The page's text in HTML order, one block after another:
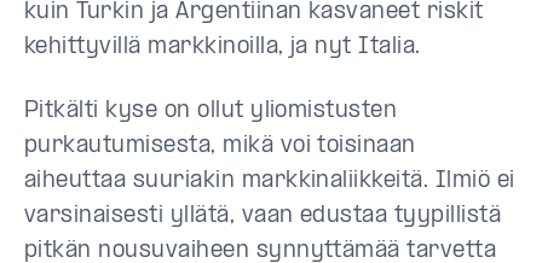
kuin Turkin ja Argentiinan kasvaneet riskit
kehittyvillä markkinoilla, ja nyt Italia.
Pitkälti kyse on ollut yliomistusten
purkautumisesta, mikä voi toisinaan
aiheuttaa suuriakin markkinaliikkeitä. Ilmiö ei
varsinaisesti yllätä, vaan edustaa tyypillistä
pitkän nousuvaiheen synnyttämää tarvetta